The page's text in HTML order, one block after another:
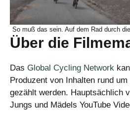
So muß das sein. Auf dem Rad durch
Über die
Das Global Cycling Network
Produzent von Inhalten rund
gezählt werden. Hauptsächlich
Jungs und Mädels YouTube